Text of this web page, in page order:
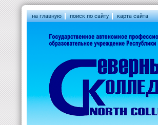
на главную поиск по сайту карта сайта